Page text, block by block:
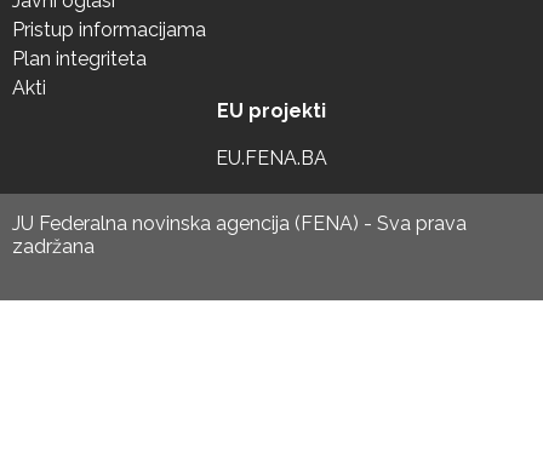
Pristup informacijama
Plan integriteta
Akti
EU projekti
EU.FENA.BA
JU Federalna novinska agencija (FENA) - Sva prava
zadržana